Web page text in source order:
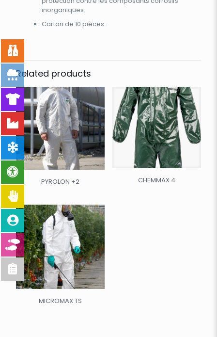
inorganiques.
Carton de 10 pièces.
Related products
PYROLON +2 CHEMMAX 4
MICROMAX TS